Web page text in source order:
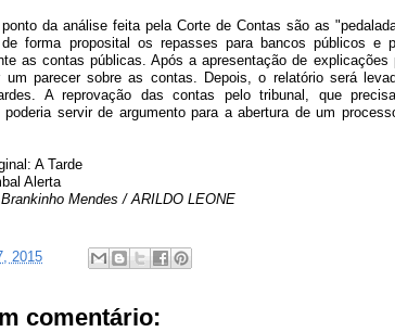
da análise feita pela Corte de Contas são as
forma proposital os repasses para bancos públicos e
as contas públicas. Após a apresentação de
um parecer sobre as contas. Depois, o relatório será
A reprovação das contas pelo tribunal, que
poderia servir de argumento para a abertura de um
A Tarde
Alerta
Mendes / ARILDO LEONE
2015
comentário: